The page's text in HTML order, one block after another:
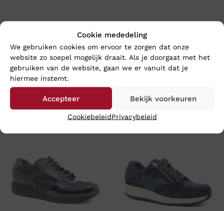
Cookie mededeling
We gebruiken cookies om ervoor te zorgen dat onze
website zo soepel mogelijk draait. Als je doorgaat met het
gebruiken van de website, gaan we er vanuit dat je
hiermee instemt.
Accepteer Bekijk voorkeuren
CookiebeleidPrivacybeleid
En wat vind u van deze?